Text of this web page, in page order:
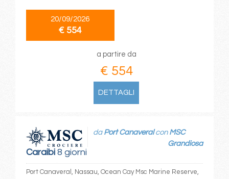
20/09/2026
€ 554
a partire da
€ 554
DETTAGLI
Caraibi8 giorni
da Port Canaveralcon MSC
Grandiosa
Port Canaveral, Nassau, Ocean Cay Msc Marine Reserve,